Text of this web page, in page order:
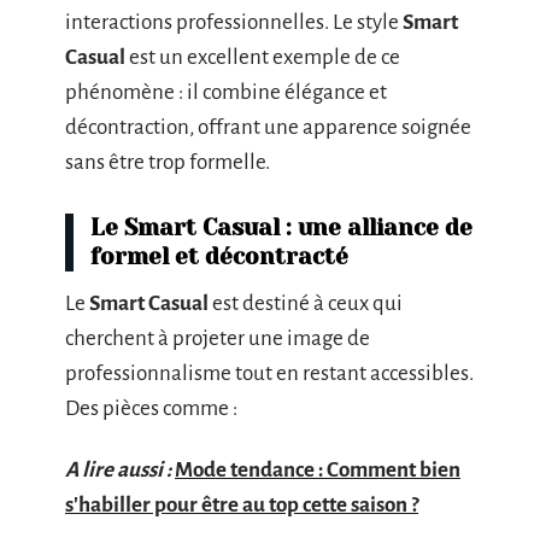
interactions professionnelles. Le style Smart
Casual est un excellent exemple de ce
phénomène : il combine élégance et
décontraction, offrant une apparence soignée
sans être trop formelle.
Le Smart Casual : une alliance de
formel et décontracté
Le Smart Casual est destiné à ceux qui
cherchent à projeter une image de
professionnalisme tout en restant accessibles.
Des pièces comme :
A lire aussi : Mode tendance : Comment bien
s'habiller pour être au top cette saison ?